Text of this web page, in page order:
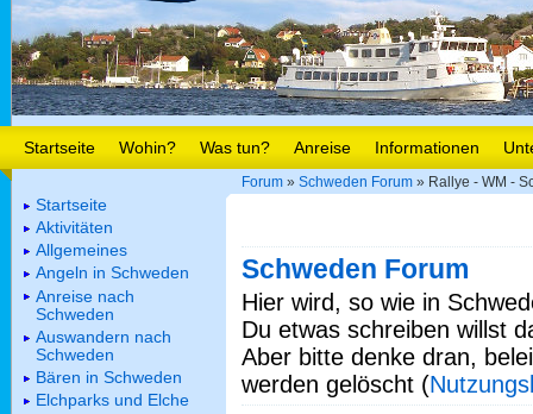
Startseite Wohin? Was tun? Anreise Informationen
Forum » Schweden Forum » Rallye - WM -
Schweden Forum
Hier wird, so wie in
Du etwas schreiben willst
Aber bitte denke dran,
werden gelöscht (
Startseite
Aktivitäten
Allgemeines
Angeln in Schweden
Anreise nach
Schweden
Auswandern nach
Schweden
Bären in Schweden
Elchparks und Elche